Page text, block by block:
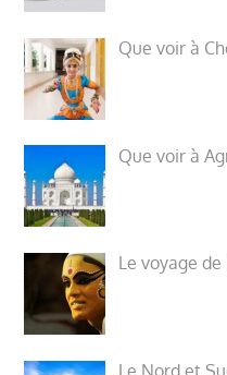
Que voir à
Que voir à
Le voyage